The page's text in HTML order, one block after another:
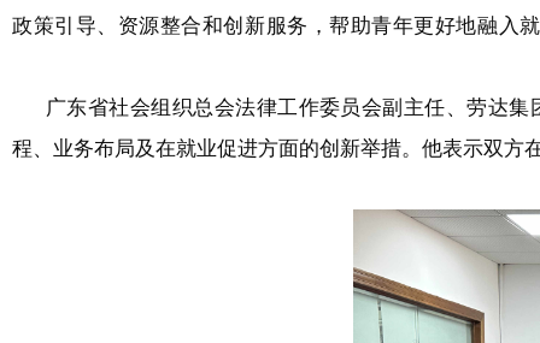
政策引导、资源整合和创新服务，帮助青年更好地融入
广东省社会组织总会法律工作委员会副主任、劳达集
程、业务布局及在就业促进方面的创新举措。他表示双